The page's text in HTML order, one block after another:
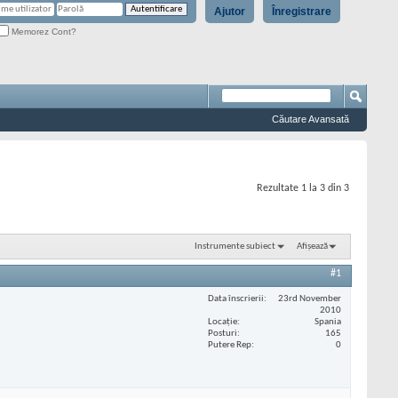
Înregistrare
Ajutor
Memorez Cont?
Căutare Avansată
Rezultate 1 la 3 din 3
Instrumente subiect Afișează
#1
Data înscrierii
23rd November
2010
Locaţie
Spania
Posturi
165
Putere Rep
0